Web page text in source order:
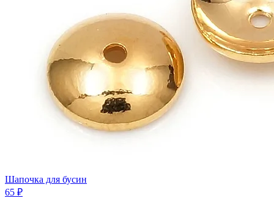
Шапочка для бусин
65 ₽